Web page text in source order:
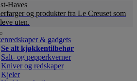
Haves
og produkter fra Le Creuset som
uten.
& gadgets
Se alt kjøkkentilbehør
Salt- og pepperkverner
Kniver og redskaper
Kjeler